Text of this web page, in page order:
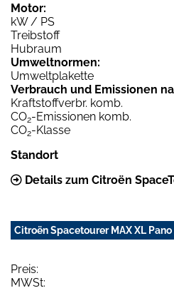
Motor:
kW / PS
Treibstoff
Hubraum
Umweltnormen:
Umweltplakette
Verbrauch und Emissionen
Kraftstoffverbr. komb.
CO2-Emissionen komb.
CO2-Klasse
Standort
Details zum Citroën
Citroën Spacetourer MAX XL
Preis:
MWSt: